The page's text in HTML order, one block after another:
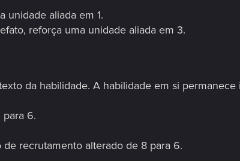
unidade aliada em 1.
reforça uma unidade aliada em 3.
da habilidade. A habilidade em si permanece
6.
recrutamento alterado de 8 para 6.